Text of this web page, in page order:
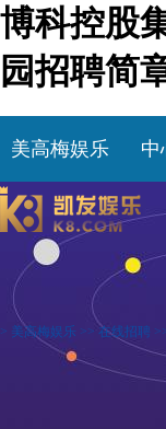
博科控股
园招聘简
美高梅娱乐 中
> 美高梅娱乐 >> 在线招聘